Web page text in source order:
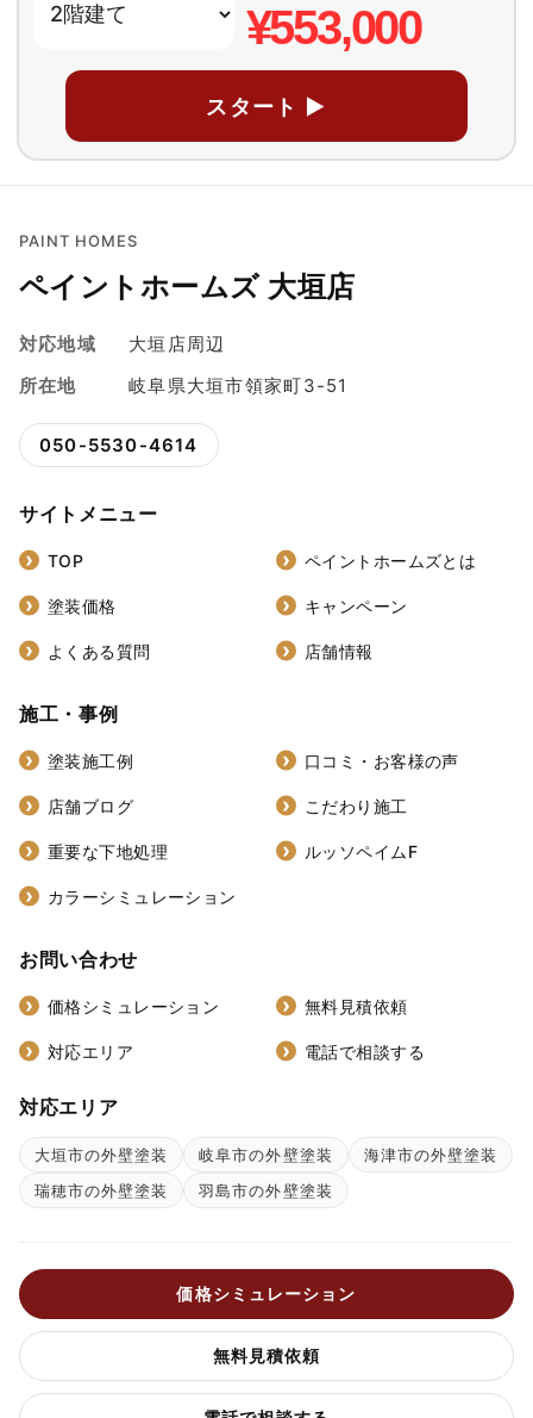
¥553,000
スタート ▶
PAINT HOMES
ペイントホームズ 大垣店
対応地域
大垣店周辺
所在地
岐阜県大垣市領家町3-51
050-5530-4614
サイトメニュー
TOP ペイントホームズとは
塗装価格 キャンペーン
よくある質問 店舗情報
施工・事例
塗装施工例 口コミ・お客様の声
店舗ブログ こだわり施工
重要な下地処理 ルッソペイムF
カラーシミュレーション
お問い合わせ
価格シミュレーション 無料見積依頼
対応エリア 電話で相談する
対応エリア
大垣市の外壁塗装 岐阜市の外壁塗装
海津市の外壁塗装
瑞穂市の外壁塗装
羽島市の外壁塗装
価格シミュレーション
無料見積依頼